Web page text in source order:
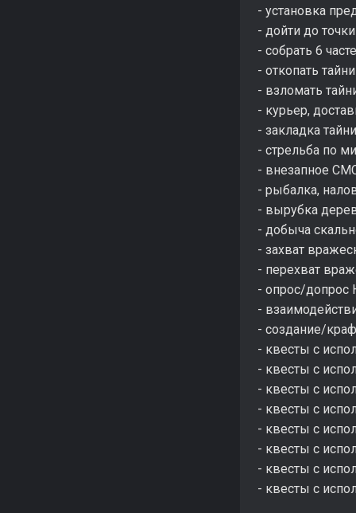
- установка
- дойти до точки
- собрать 6
- откопать
- взломать
- курьер,
- закладка
- стрельба по
- внезапное
- рыбалка,
- вырубка
- добыча
- захват
- перехват
- опрос/допрос
-
- создание/
- квесты с
- квесты с
- квесты с
- квесты с
- квесты с
- квесты с
- квесты с
- квесты с